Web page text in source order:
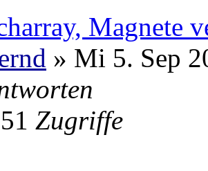
Magnete
» Mi 5. Sep
Zugriffe